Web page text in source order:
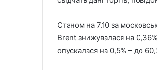
Станом на 7.10 за
Brent знижувалася на
опускалася на 0,5% – до